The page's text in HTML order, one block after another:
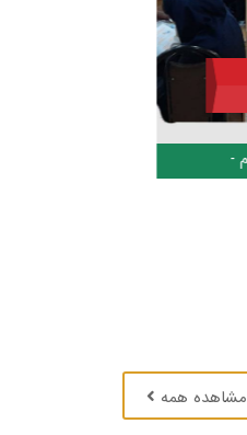
مشاهده همه